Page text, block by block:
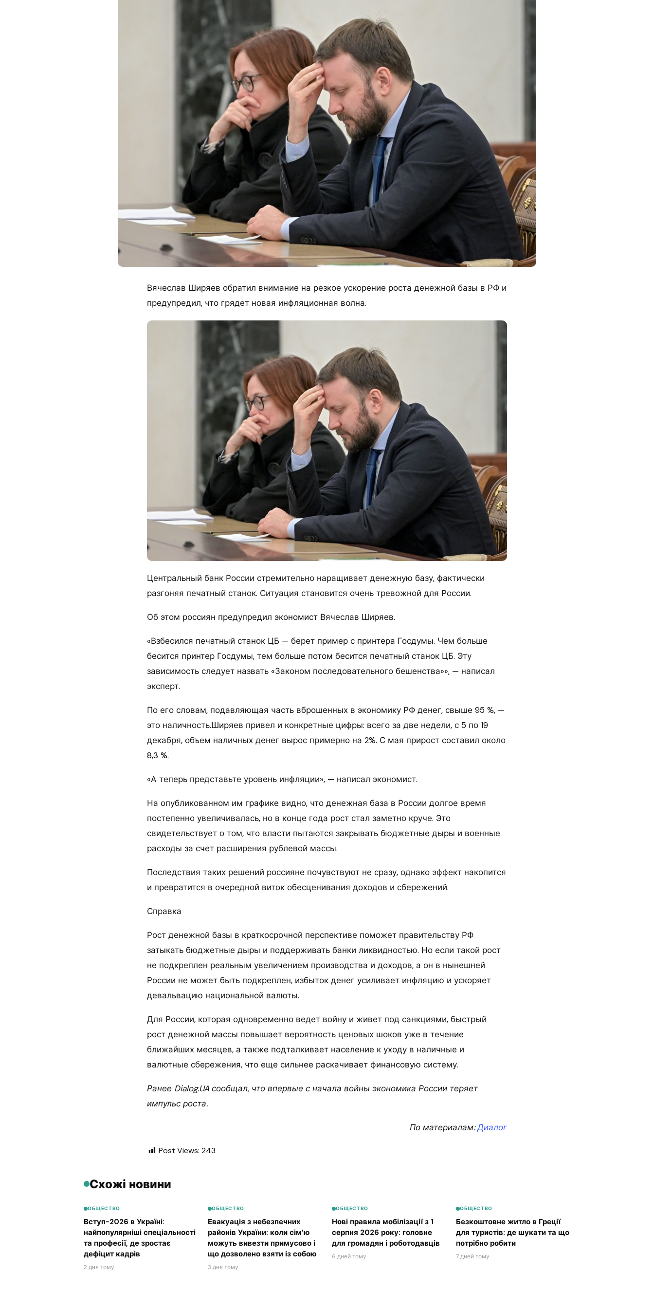
​Вячеслав Ширяев обратил внимание на резкое ускорение роста денежной базы в РФ и
предупредил, что грядет новая инфляционная волна.
Центральный банк России стремительно наращивает денежную базу, фактически
разгоняя печатный станок. Ситуация становится очень тревожной для России.
Об этом россиян предупредил экономист Вячеслав Ширяев.
«Взбесился печатный станок ЦБ — берет пример с принтера Госдумы. Чем больше
бесится принтер Госдумы, тем больше потом бесится печатный станок ЦБ. Эту
зависимость следует назвать «Законом последовательного бешенства»», — написал
эксперт.
По его словам, подавляющая часть вброшенных в экономику РФ денег, свыше 95 %, —
это наличность.Ширяев привел и конкретные цифры: всего за две недели, с 5 по 19
декабря, объем наличных денег вырос примерно на 2%. С мая прирост составил около
8,3 %.
«А теперь представьте уровень инфляции», — написал экономист.
На опубликованном им графике видно, что денежная база в России долгое время
постепенно увеличивалась, но в конце года рост стал заметно круче. Это
свидетельствует о том, что власти пытаются закрывать бюджетные дыры и военные
расходы за счет расширения рублевой массы.
Последствия таких решений россияне почувствуют не сразу, однако эффект накопится
и превратится в очередной виток обесценивания доходов и сбережений.
Справка
Рост денежной базы в краткосрочной перспективе поможет правительству РФ
затыкать бюджетные дыры и поддерживать банки ликвидностью. Но если такой рост
не подкреплен реальным увеличением производства и доходов, а он в нынешней
России не может быть подкреплен, избыток денег усиливает инфляцию и ускоряет
девальвацию национальной валюты.
Для России, которая одновременно ведет войну и живет под санкциями, быстрый
рост денежной массы повышает вероятность ценовых шоков уже в течение
ближайших месяцев, а также подталкивает население к уходу в наличные и
валютные сбережения, что еще сильнее раскачивает финансовую систему.
Ранее Dialog.UA сообщал, что впервые с начала войны экономика России теряет
импульс роста.
По материалам:Диалог
Post Views: 243
Схожі новини
ОБЩЕСТВО
Вступ-2026 в Україні:
найпопулярніші спеціальності
та професії, де зростає
дефіцит кадрів
2 дня тому
ОБЩЕСТВО
Евакуація з небезпечних
районів України: коли сім’ю
можуть вивезти примусово і
що дозволено взяти із собою
3 дня тому
ОБЩЕСТВО
Нові правила мобілізації з 1
серпня 2026 року: головне
для громадян і роботодавців
6 дней тому
ОБЩЕСТВО
Безкоштовне житло в Греції
для туристів: де шукати та що
потрібно робити
7 дней тому